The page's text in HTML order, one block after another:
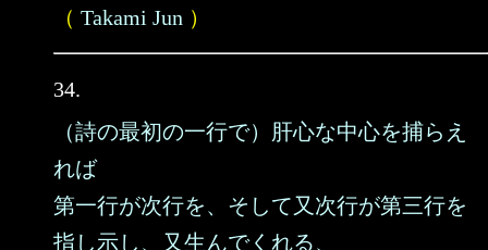
（ Takami Jun ）
34.
（詩の最初の一行で）肝心な中心を捕らえ
れば
第一行が次行を、そして又次行が第三行を
指し示し、又生んでくれる、